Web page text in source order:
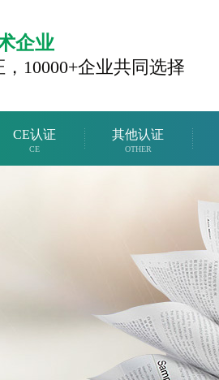
企业
10000+企业共同选择
CE认证
CE
其他认证
OTHER